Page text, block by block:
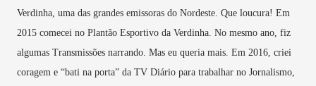
Verdinha, uma das grandes emissoras do Nordeste. Que loucura! Em
2015 comecei no Plantão Esportivo da Verdinha. No mesmo ano, fiz
algumas Transmissões narrando. Mas eu queria mais. Em 2016, criei
coragem e “bati na porta” da TV Diário para trabalhar no Jornalismo,